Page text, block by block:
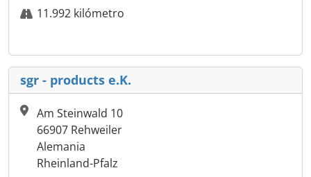
11.992 kilómetro
sgr - products e.K.
Am Steinwald 10
66907 Rehweiler
Alemania
Rheinland-Pfalz